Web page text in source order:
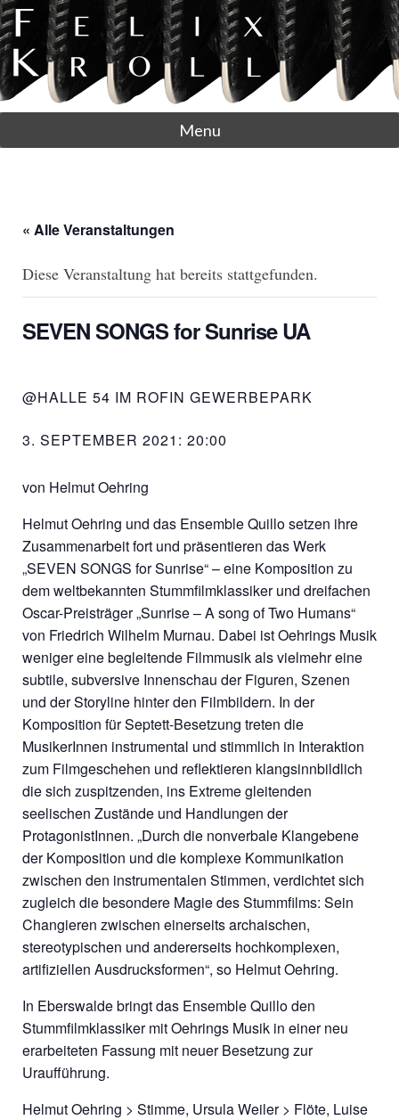
Menu
« Alle Veranstaltungen
Diese Veranstaltung hat bereits stattgefunden.
SEVEN SONGS for Sunrise UA
@HALLE 54 IM ROFIN GEWERBEPARK
3. SEPTEMBER 2021: 20:00
von Helmut Oehring
Helmut Oehring und das Ensemble Quillo setzen ihre
Zusammenarbeit fort und präsentieren das Werk
„SEVEN SONGS for Sunrise“ – eine Komposition zu
dem weltbekannten Stummfilmklassiker und dreifachen
Oscar-Preisträger „Sunrise – A song of Two Humans“
von Friedrich Wilhelm Murnau. Dabei ist Oehrings Musik
weniger eine begleitende Filmmusik als vielmehr eine
subtile, subversive Innenschau der Figuren, Szenen
und der Storyline hinter den Filmbildern. In der
Komposition für Septett-Besetzung treten die
MusikerInnen instrumental und stimmlich in Interaktion
zum Filmgeschehen und reflektieren klangsinnbildlich
die sich zuspitzenden, ins Extreme gleitenden
seelischen Zustände und Handlungen der
ProtagonistInnen. „Durch die nonverbale Klangebene
der Komposition und die komplexe Kommunikation
zwischen den instrumentalen Stimmen, verdichtet sich
zugleich die besondere Magie des Stummfilms: Sein
Changieren zwischen einerseits archaischen,
stereotypischen und andererseits hochkomplexen,
artifiziellen Ausdrucksformen“, so Helmut Oehring.
In Eberswalde bringt das Ensemble Quillo den
Stummfilmklassiker mit Oehrings Musik in einer neu
erarbeiteten Fassung mit neuer Besetzung zur
Uraufführung.
Helmut Oehring > Stimme, Ursula Weiler > Flöte, Luise